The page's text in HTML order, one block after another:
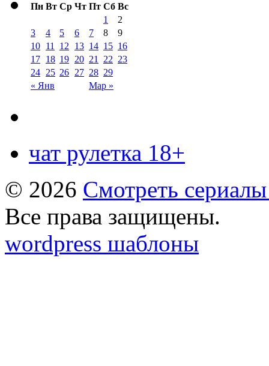
Пн Вт Ср Чт Пт Сб Вс
« Янв Мар »
1
2
3
4 5 6 7 8
9
10 11 12 13 14 15 16
17 18 19 20 21 22 23
24 25 26 27 28 29
чат рулетка 18+
© 2026 Смотреть
Все права защищены.
wordpress шаблоны